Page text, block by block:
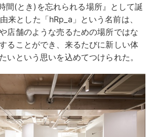
間(とき)を忘れられる場所』として誕
来とした「hRp_a」という名前は、
店舗のような売るための場所ではな
ることができ、来るたびに新しい体
いという思いを込めてつけられた。